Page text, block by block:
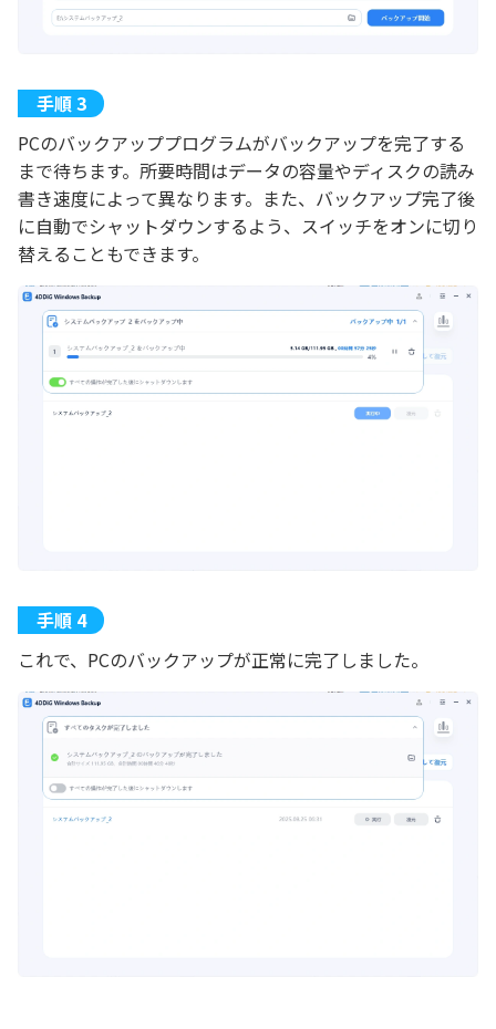
PCのバックアッププログラムがバックアップを完了する
まで待ちます。所要時間はデータの容量やディスクの読み
書き速度によって異なります。また、バックアップ完了後
に自動でシャットダウンするよう、スイッチをオンに切り
替えることもできます。
これで、PCのバックアップが正常に完了しました。